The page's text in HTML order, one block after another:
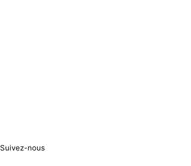
Suivez-nous